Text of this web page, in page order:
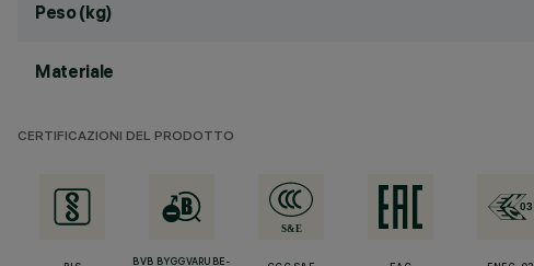
Peso (kg)
Materiale
CERTIFICAZIONI DEL PRODOTTO
BVB BYGGVARUBE-